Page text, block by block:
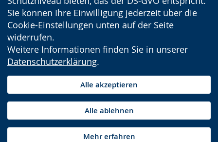
Sie können Ihre Einwilligung jederzeit über die
Cookie-Einstellungen unten auf der Seite
widerrufen.
Weitere Informationen finden Sie in unserer
Datenschutzerklärung.
Alle akzeptieren
Alle ablehnen
Mehr erfahren